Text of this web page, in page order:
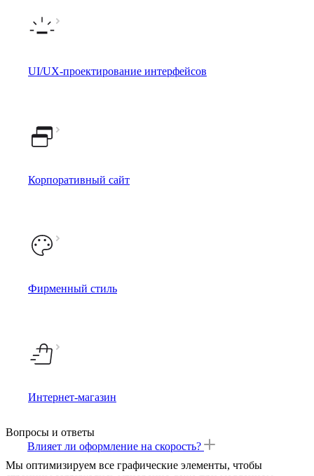
UI/UX-проектирование интерфейсов
Корпоративный сайт
Фирменный стиль
Интернет-магазин
Вопросы и ответы
Влияет ли оформление на скорость?
Мы оптимизируем все графические элементы, чтобы